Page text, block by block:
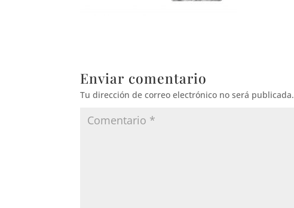
Enviar comentario
Tu dirección de correo electrónico no será publicada.